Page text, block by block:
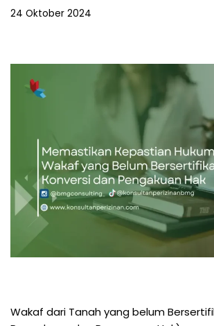
24 Oktober 2024
Wakaf dari Tanah yang belum